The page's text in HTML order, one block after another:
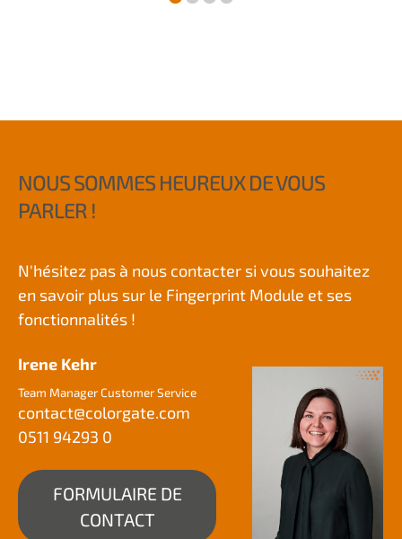
NOUS SOMMES HEUREUX DE VOUS
PARLER !
N'hésitez pas à nous contacter si vous souhaitez
en savoir plus sur le Fingerprint Module et ses
fonctionnalités !
Irene Kehr
Team Manager Customer Service
contact@colorgate.com
0511 94293 0
FORMULAIRE DE
CONTACT